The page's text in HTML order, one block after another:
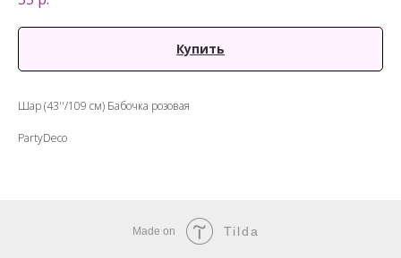
Купить
Шар (43''/109 см) Бабочка розовая
PartyDeco
Made on Tilda